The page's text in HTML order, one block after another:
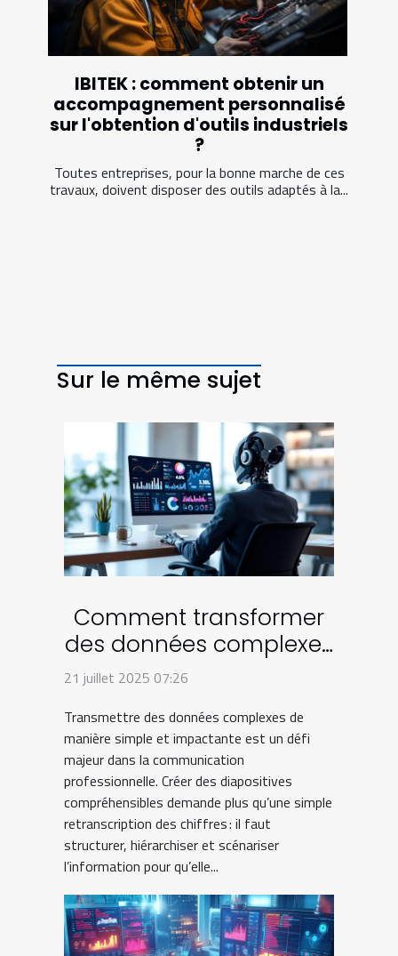
IBITEK : comment obtenir un
accompagnement personnalisé
sur l'obtention d'outils industriels
?
Toutes entreprises, pour la bonne marche de ces
travaux, doivent disposer des outils adaptés à la...
Sur le même sujet
Comment transformer
des données complexes
en diapositives
21 juillet 2025 07:26
Transmettre des données complexes de
manière simple et impactante est un défi
majeur dans la communication
professionnelle. Créer des diapositives
compréhensibles demande plus qu’une simple
retranscription des chiffres : il faut
structurer, hiérarchiser et scénariser
l’information pour qu’elle...